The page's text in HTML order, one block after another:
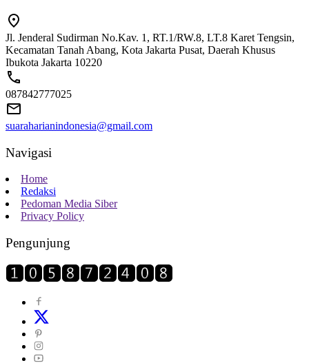
Jl. Jenderal Sudirman No.Kav. 1, RT.1/RW.8, LT.8 Karet Tengsin,
Kecamatan Tanah Abang, Kota Jakarta Pusat, Daerah Khusus
Ibukota Jakarta 10220
087842777025
suaraharianindonesia@gmail.com
Navigasi
Home
Redaksi
Pedoman Media Siber
Privacy Policy
Pengunjung